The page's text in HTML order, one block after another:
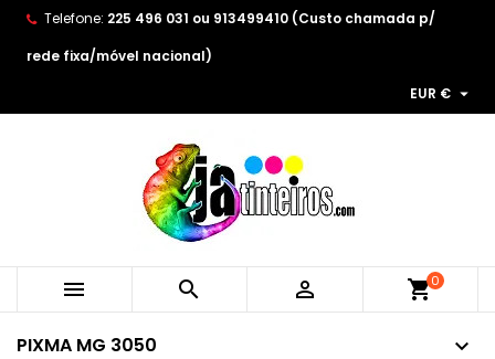
Telefone: 225 496 031 ou 913499410 (Custo chamada p/
rede fixa/móvel nacional)
EUR € 
   shopping_cart0
PIXMA MG 3050
As minhas listas de desejos ×
((modalTitle)) ×
((cancelText)) ((modalDeleteText))
Create wishlist ×
Wishlist name
Cancelar Create wishlist
Entrar ×
You need to be logged in to save products in your
wishlist.
Cancelar